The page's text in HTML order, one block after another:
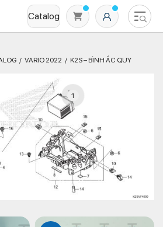
Catalog
phẩm nào trong giỏ hàng
VARIO 2022 K2S – BÌNH ẮC QUY
1